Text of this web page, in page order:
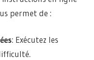
permet de :
: Exécutez les